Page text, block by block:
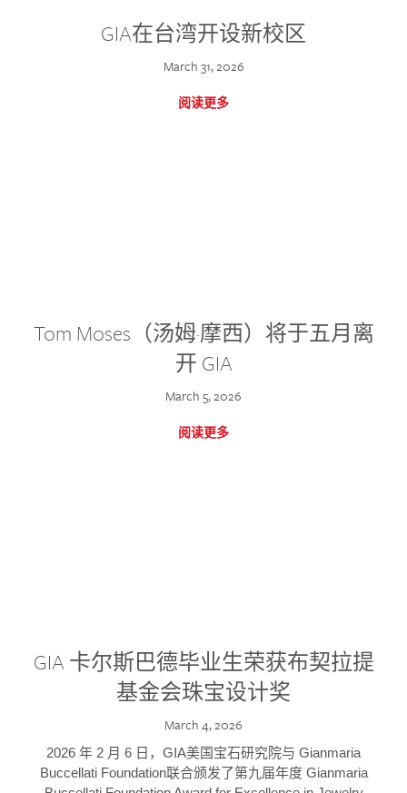
GIA在台湾开设新校区
March 31, 2026
阅读更多
Tom Moses（汤姆·摩西）将于五月离
开 GIA
March 5, 2026
阅读更多
GIA 卡尔斯巴德毕业生荣获布契拉提
基金会珠宝设计奖
March 4, 2026
2026 年 2 月 6 日，GIA美国宝石研究院与 Gianmaria
Buccellati Foundation联合颁发了第九届年度 Gianmaria